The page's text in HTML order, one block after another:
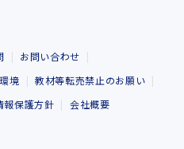
お問い合わせ
境
教材等転売禁止のお願い
報保護方針 会社概要